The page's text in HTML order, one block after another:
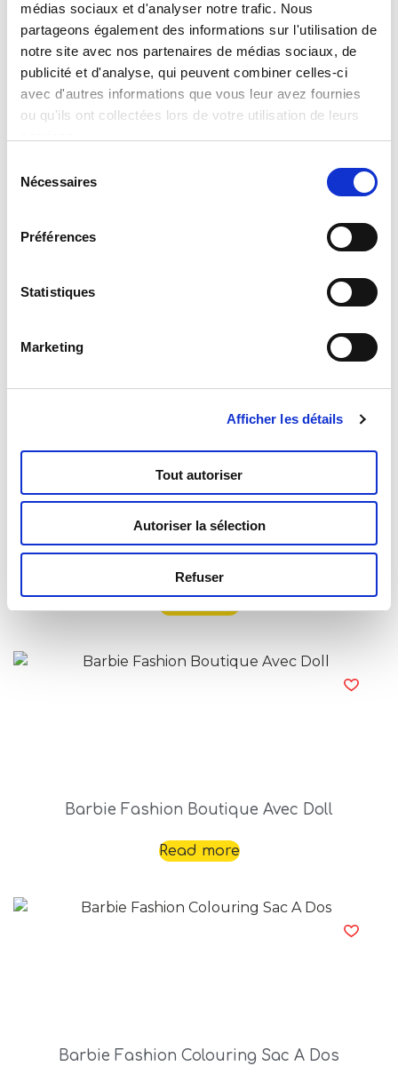
médias sociaux et d'analyser notre trafic. Nous
partageons également des informations sur l'utilisation de
notre site avec nos partenaires de médias sociaux, de
publicité et d'analyse, qui peuvent combiner celles-ci
avec d'autres informations que vous leur avez fournies
ou qu'ils ont collectées lors de votre utilisation de leurs
Nécessaires
Préférences
Statistiques
Marketing
Afficher les détails
Tout autoriser
Autoriser la sélection
Refuser
Barbie Eco-Puzzle Mini 24
Read more
Barbie Fashion Boutique Avec Doll
Read more
Barbie Fashion Colouring Sac A Dos